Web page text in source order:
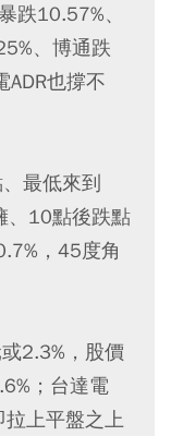
跌10.57%、
、博通跌
也撐不
最低來到
、10點後跌點
，45度角
2.3%，股價
；台達電
上平盤之上